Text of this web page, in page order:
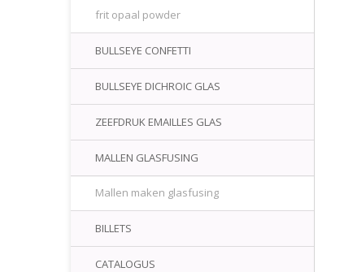
frit opaal powder
BULLSEYE CONFETTI
BULLSEYE DICHROIC GLAS
ZEEFDRUK EMAILLES GLAS
MALLEN GLASFUSING
Mallen maken glasfusing
BILLETS
CATALOGUS